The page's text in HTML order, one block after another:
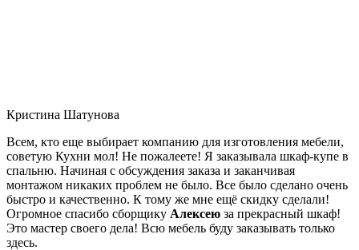
Кристина Шатунова
Всем, кто еще выбирает компанию для изготовления мебели,
советую Кухни мол! Не пожалеете! Я заказывала шкаф-купе в
спальню. Начиная с обсуждения заказа и заканчивая
монтажом никаких проблем не было. Все было сделано очень
быстро и качественно. К тому же мне ещё скидку сделали!
Огромное спасибо сборщику Алексею за прекрасный шкаф!
Это мастер своего дела! Всю мебель буду заказывать только
здесь.